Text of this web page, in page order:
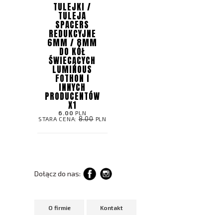
TULEJKI /
TULEJA
SPACERS
REDUKCYJNE
6MM / 8MM
DO KÓŁ
ŚWIECĄCYCH
LUMINOUS
FOTHON I
INNYCH
PRODUCENTÓW
X1
6.00 PLN
STARA CENA:8.00PLN
Dołącz do nas:
O firmie Kontakt